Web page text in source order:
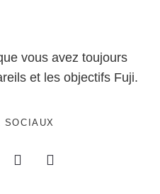
vous avez toujours
et les objectifs Fuji.
SOCIAUX